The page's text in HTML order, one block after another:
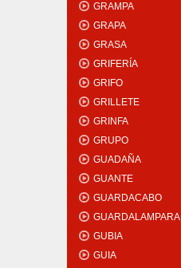
GRAMPA
GRAPA
GRASA
GRIFERÍA
GRIFO
GRILLETE
GRINFA
GRUPO
GUADAÑA
GUANTE
GUARDACABO
GUARDALAMPARA
GUBIA
GUIA